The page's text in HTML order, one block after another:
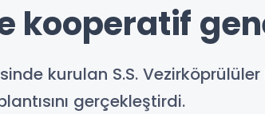
kooperatif
kurulan S.S.
gerçekleştirdi.